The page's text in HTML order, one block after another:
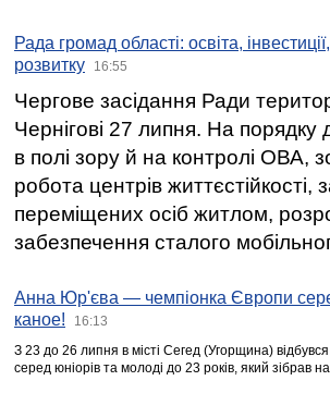
Рада громад області: освіта,
розвитку
16:55
Чергове засідання Ради
Чернігові 27 липня. На
в полі зору й на контролі ОВА,
робота центрів
переміщених осіб житлом,
забезпечення сталого
Анна Юр'єва — чемпіонка Європи
каное!
16:13
З 23 до 26 липня в місті Сегед (Угорщина)
серед юніорів та молоді до 23 років, який зібрав